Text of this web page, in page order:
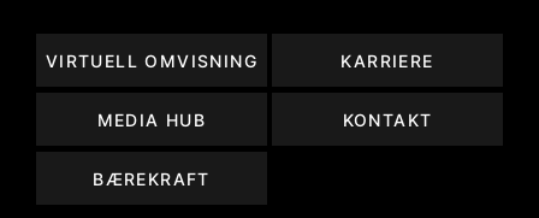
VIRTUELL OMVISNING KARRIERE
MEDIA HUB KONTAKT
BÆREKRAFT